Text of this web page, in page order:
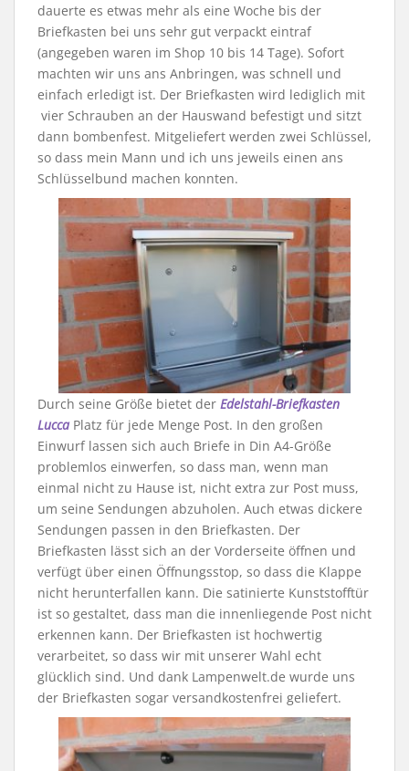
dauerte es etwas mehr als eine Woche bis der
Briefkasten bei uns sehr gut verpackt eintraf
(angegeben waren im Shop 10 bis 14 Tage). Sofort
machten wir uns ans Anbringen, was schnell und
einfach erledigt ist. Der Briefkasten wird lediglich mit
vier Schrauben an der Hauswand befestigt und sitzt
dann bombenfest. Mitgeliefert werden zwei Schlüssel,
so dass mein Mann und ich uns jeweils einen ans
Schlüsselbund machen konnten.
Durch seine Größe bietet der Edelstahl-Briefkasten
Lucca Platz für jede Menge Post. In den großen
Einwurf lassen sich auch Briefe in Din A4-Größe
problemlos einwerfen, so dass man, wenn man
einmal nicht zu Hause ist, nicht extra zur Post muss,
um seine Sendungen abzuholen. Auch etwas dickere
Sendungen passen in den Briefkasten. Der
Briefkasten lässt sich an der Vorderseite öffnen und
verfügt über einen Öffnungsstop, so dass die Klappe
nicht herunterfallen kann. Die satinierte Kunststofftür
ist so gestaltet, dass man die innenliegende Post nicht
erkennen kann. Der Briefkasten ist hochwertig
verarbeitet, so dass wir mit unserer Wahl echt
glücklich sind. Und dank Lampenwelt.de wurde uns
der Briefkasten sogar versandkostenfrei geliefert.